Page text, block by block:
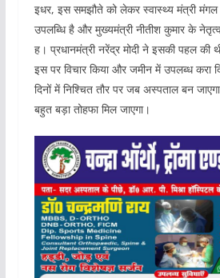
इधर, इस समझौते को लेकर स्वास्थ्य मंत्री
उपलब्धि है और मुख्यमंत्री नीतीश कुमार के नेतृत्व
ह। प्रधानमंत्री नरेंद्र मोदी ने इसकी पहल की
इस पर विचार किया और जमीन में उपलब्ध करा
दिनों में निश्चित तौर पर जब अस्पताल बन
बहुत बड़ा तोहफा मिल जाएगा।